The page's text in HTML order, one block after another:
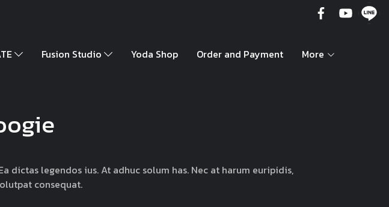
Fusion Studio Yoda Shop Order and Payment More
dictas legendos ius. At adhuc solum has. Nec at harum euripidis,
consequat.